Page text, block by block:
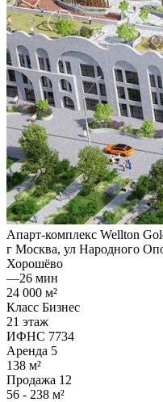
Апарт-комплекс Wellton
г Москва, ул Народного
Хорошёво
—26 мин
24 000 м²
Класс Бизнес
21 этаж
ИФНС 7734
Аренда 5
138 м²
Продажа 12
56 - 238 м²